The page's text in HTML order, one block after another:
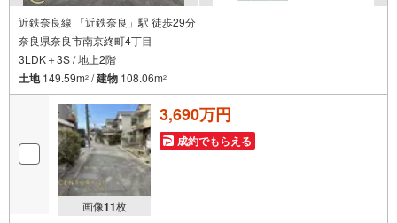
近鉄奈良線 「近鉄奈良」駅 徒歩29分
奈良県奈良市南京終町4丁目
3LDK＋3S / 地上2階
土地149.59m2 /建物 108.06m2
画像11枚
3,690万円
成約でもらえる